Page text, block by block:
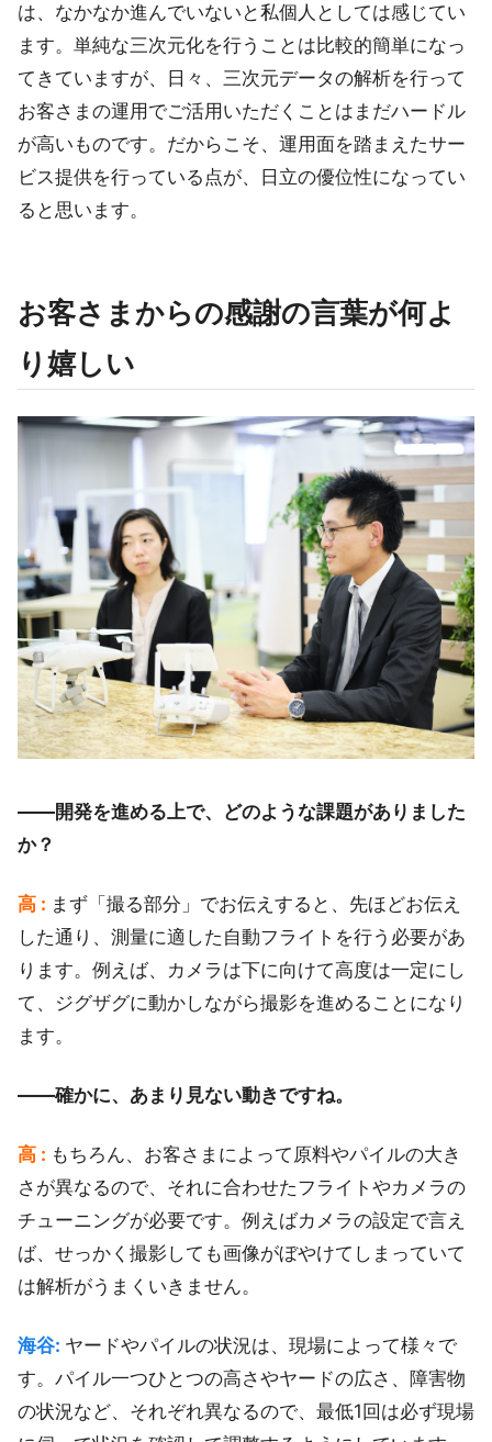
は、なかなか進んでいないと私個人としては感じてい
ます。単純な三次元化を行うことは比較的簡単になっ
てきていますが、日々、三次元データの解析を行って
お客さまの運用でご活用いただくことはまだハードル
が高いものです。だからこそ、運用面を踏まえたサー
ビス提供を行っている点が、日立の優位性になってい
ると思います。
お客さまからの感謝の言葉が何よ
り嬉しい
――開発を進める上で、どのような課題がありました
か？
高 : まず「撮る部分」でお伝えすると、先ほどお伝え
した通り、測量に適した自動フライトを行う必要があ
ります。例えば、カメラは下に向けて高度は一定にし
て、ジグザグに動かしながら撮影を進めることになり
ます。
――確かに、あまり見ない動きですね。
高 : もちろん、お客さまによって原料やパイルの大き
さが異なるので、それに合わせたフライトやカメラの
チューニングが必要です。例えばカメラの設定で言え
ば、せっかく撮影しても画像がぼやけてしまっていて
は解析がうまくいきません。
海谷: ヤードやパイルの状況は、現場によって様々で
す。パイル一つひとつの高さやヤードの広さ、障害物
の状況など、それぞれ異なるので、最低1回は必ず現場